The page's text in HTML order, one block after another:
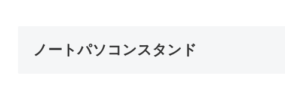
ノートパソコンスタンド